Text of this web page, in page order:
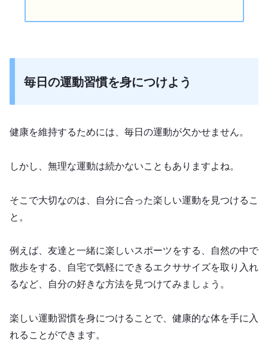
毎日の運動習慣を身につけよう
健康を維持するためには、毎日の運動が欠かせません。
しかし、無理な運動は続かないこともありますよね。
そこで大切なのは、自分に合った楽しい運動を見つけるこ
と。
例えば、友達と一緒に楽しいスポーツをする、自然の中で
散歩をする、自宅で気軽にできるエクササイズを取り入れ
るなど、自分の好きな方法を見つけてみましょう。
楽しい運動習慣を身につけることで、健康的な体を手に入
れることができます。